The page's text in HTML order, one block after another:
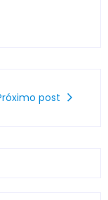
post